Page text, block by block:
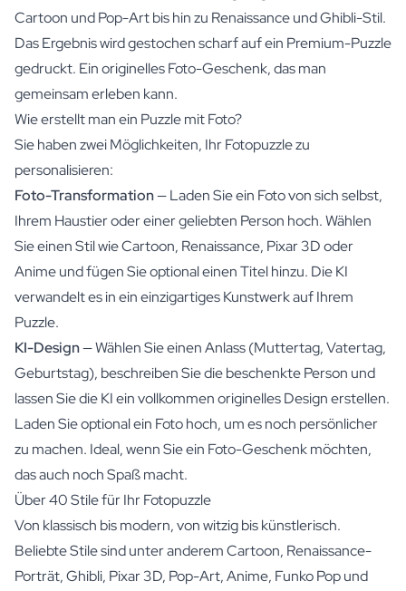
Cartoon und Pop-Art bis hin zu Renaissance und Ghibli-Stil.
Das Ergebnis wird gestochen scharf auf ein Premium-Puzzle
gedruckt. Ein originelles Foto-Geschenk, das man
gemeinsam erleben kann.
Wie erstellt man ein Puzzle mit Foto?
Sie haben zwei Möglichkeiten, Ihr Fotopuzzle zu
personalisieren:
Foto-Transformation— Laden Sie ein Foto von sich selbst,
Ihrem Haustier oder einer geliebten Person hoch. Wählen
Sie einen Stil wie Cartoon, Renaissance, Pixar 3D oder
Anime und fügen Sie optional einen Titel hinzu. Die KI
verwandelt es in ein einzigartiges Kunstwerk auf Ihrem
Puzzle.
KI-Design— Wählen Sie einen Anlass (Muttertag, Vatertag,
Geburtstag), beschreiben Sie die beschenkte Person und
lassen Sie die KI ein vollkommen originelles Design erstellen.
Laden Sie optional ein Foto hoch, um es noch persönlicher
zu machen. Ideal, wenn Sie ein Foto-Geschenk möchten,
das auch noch Spaß macht.
Über 40 Stile für Ihr Fotopuzzle
Von klassisch bis modern, von witzig bis künstlerisch.
Beliebte Stile sind unter anderem Cartoon, Renaissance-
Porträt, Ghibli, Pixar 3D, Pop-Art, Anime, Funko Pop und